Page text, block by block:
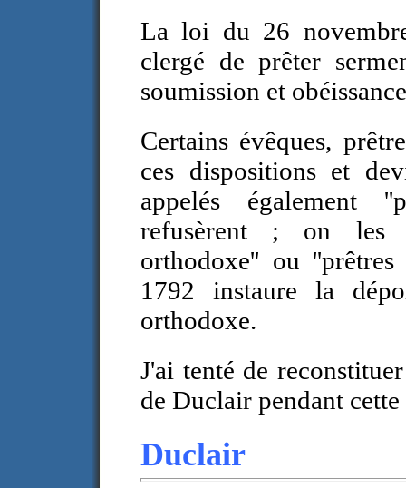
La loi du 26
clergé de prêter
soumission et
Certains évêques,
ces dispositions et
appelés également
refusèrent ; on les
orthodoxe'' ou
1792 instaure la
orthodoxe.
J'ai tenté de
de Duclair pendant
Duclair